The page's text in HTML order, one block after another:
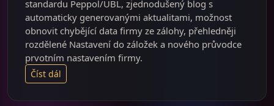
standardu Peppol/UBL, zjednodušený blog s
automaticky generovanými aktualitami, možnost
obnovit chybějící data firmy ze zálohy, přehledněji
rozdělené Nastavení do záložek a nového průvodce
prvotním nastavením firmy.
Číst dál